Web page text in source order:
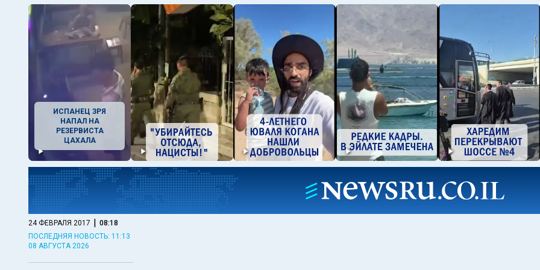
ИСПАНЕЦ ЗРЯ
НАПАЛ НА
РЕЗЕРВИСТА
ЦАХАЛА
24 ФЕВРАЛЯ 2017 | 08:18
ПОСЛЕДНЯЯ НОВОСТЬ: 11:13
08 АВГУСТА 2026